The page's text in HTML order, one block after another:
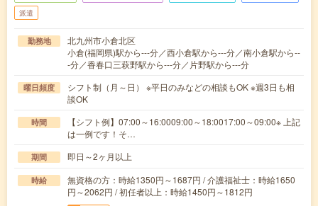
派遣
勤務地
北九州市小倉北区
小倉(福岡県)駅から---分／西小倉駅から---分／南小倉駅から--
-分／香春口三萩野駅から---分／片野駅から---分
曜日頻度
シフト制（月～日） ※平日のみなどの相談もOK ※週3日も相
談OK
時間
【シフト例】07:00～16:0009:00～18:0017:00～09:00※ 上記
は一例です！そ…
期間 即日～2ヶ月以上
時給
無資格の方：時給1350円～1687円 / 介護福祉士：時給1650
円～2062円 / 初任者以上：時給1450円～1812円